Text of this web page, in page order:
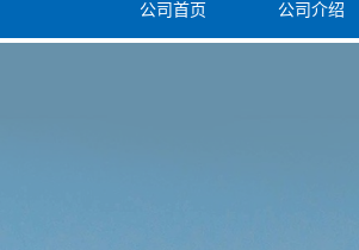
公司首页 公司介绍